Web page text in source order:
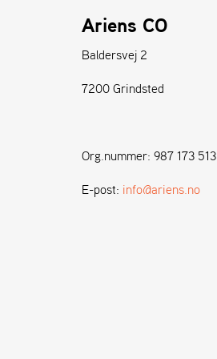
Ariens CO
Baldersvej 2
7200 Grindsted
Org.nummer: 987 173 513
E-post: info@ariens.no